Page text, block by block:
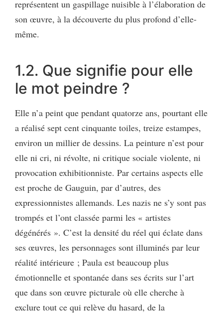
représentent un gaspillage nuisible à l’élaboration de
son œuvre, à la découverte du plus profond d’elle-
même.
1.2. Que signifie pour elle
le mot peindre ?
Elle n’a peint que pendant quatorze ans, pourtant elle
a réalisé sept cent cinquante toiles, treize estampes,
environ un millier de dessins. La peinture n’est pour
elle ni cri, ni révolte, ni critique sociale violente, ni
provocation exhibitionniste. Par certains aspects elle
est proche de Gauguin, par d’autres, des
expressionnistes allemands. Les nazis ne s’y sont pas
trompés et l’ont classée parmi les « artistes
dégénérés ». C’est la densité du réel qui éclate dans
ses œuvres, les personnages sont illuminés par leur
réalité intérieure ; Paula est beaucoup plus
émotionnelle et spontanée dans ses écrits sur l’art
que dans son œuvre picturale où elle cherche à
exclure tout ce qui relève du hasard, de la